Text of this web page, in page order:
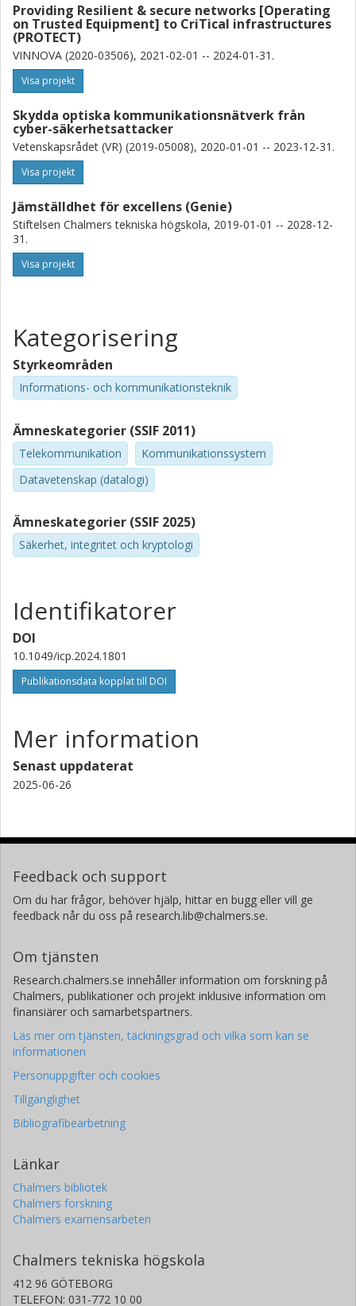
Achim Autenrieth
Adtran Networks SE
Lena Wosinska
Chalmers, Elektroteknik, Kommunikation, Antenner och Optiska
Nätverk
Forskning Andra publikationer
Paolo Monti
Chalmers, Elektroteknik, Kommunikation, Antenner och Optiska
Forskning Andra publikationer
Marija Furdek Prekratic
Chalmers, Elektroteknik, Kommunikation, Antenner och Optiska
Providing Resilient & secure networks [Operating
on Trusted Equipment] to CriTical infrastructures
(PROTECT)
VINNOVA (2020-03506), 2021-02-01 -- 2024-01-31.
Visa projekt
Skydda optiska kommunikationsnätverk från
cyber-säkerhetsattacker
Vetenskapsrådet (VR) (2019-05008), 2020-01-01 -- 2023-12-31.
Visa projekt
Jämställdhet för excellens (Genie)
Stiftelsen Chalmers tekniska högskola, 2019-01-01 -- 2028-12-
31.
Visa projekt
Kategorisering
Styrkeområden
Informations- och kommunikationsteknik
Ämneskategorier (SSIF 2011)
Telekommunikation
Kommunikationssystem
Datavetenskap (datalogi)
Ämneskategorier (SSIF 2025)
Säkerhet, integritet och kryptologi
Identifikatorer
DOI
10.1049/icp.2024.1801
Publikationsdata kopplat till DOI
Mer information
Senast uppdaterat
2025-06-26
Feedback och support
Om du har frågor, behöver hjälp, hittar en bugg eller vill ge
feedback når du oss på research.lib@chalmers.se.
Om tjänsten
Research.chalmers.se innehåller information om forskning på
Chalmers, publikationer och projekt inklusive information om
finansiärer och samarbetspartners.
Läs mer om tjänsten, täckningsgrad och vilka som kan se
informationen
Personuppgifter och cookies
Tillgänglighet
Bibliografibearbetning
Länkar
Chalmers bibliotek
Chalmers forskning
Chalmers examensarbeten
Chalmers tekniska högskola
412 96 GÖTEBORG
TELEFON: 031-772 10 00